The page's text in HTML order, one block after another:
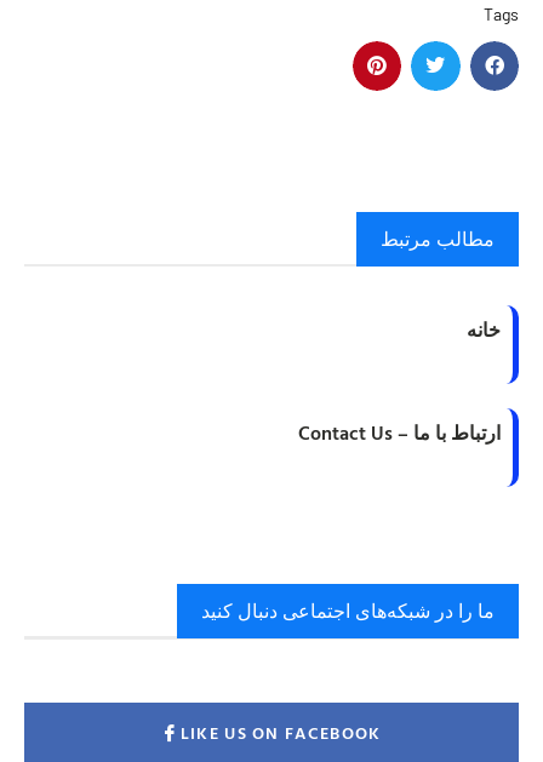
Tags
مطالب مرتبط
خانه
ارتباط با ما – Contact Us
ما را در شبکه‌های اجتماعی دنبال کنید
LIKE US ON FACEBOOK